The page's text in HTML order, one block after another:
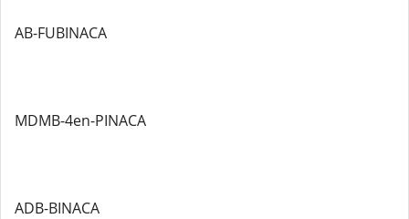
AB-FUBINACA
MDMB-4en-PINACA
ADB-BINACA